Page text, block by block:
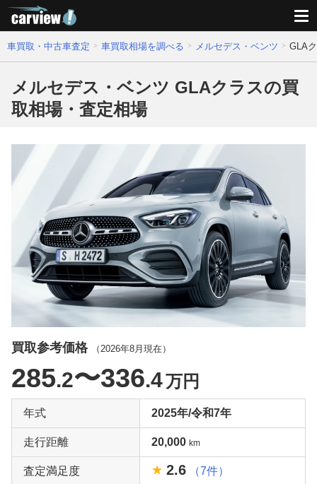
車買取・中古車査定 車買取相場を調べる メルセデス・ベンツ GLA
メルセデス・ベンツ GLAクラスの買
取相場・査定相場
買取参考価格 （ 2026年8月 現在）
285.2〜336.4万円
年式 2025年/令和7年
走行距離 20,000 km
査定満足度 2.6 （7件）